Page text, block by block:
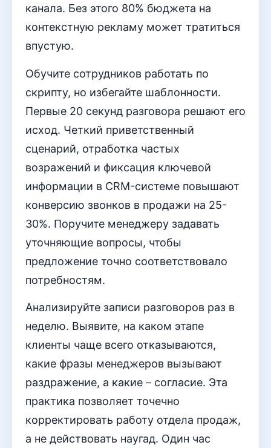
канала. Без этого 80% бюджета на
контекстную рекламу может тратиться
впустую.
Обучите сотрудников работать по
скрипту, но избегайте шаблонности.
Первые 20 секунд разговора решают его
исход. Четкий приветственный
сценарий, отработка частых
возражений и фиксация ключевой
информации в CRM-системе повышают
конверсию звонков в продажи на 25-
30%. Поручите менеджеру задавать
уточняющие вопросы, чтобы
предложение точно соответствовало
потребностям.
Анализируйте записи разговоров раз в
неделю. Выявите, на каком этапе
клиенты чаще всего отказываются,
какие фразы менеджеров вызывают
раздражение, а какие – согласие. Эта
практика позволяет точечно
корректировать работу отдела продаж,
а не действовать наугад. Один час